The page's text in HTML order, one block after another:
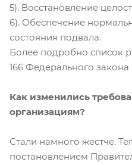
5). Восстановление
6). Обеспечение
состояния подвала.
Более подробно список
166 Федерального
Как изменились
организациям?
Стали намного жестче.
постановлением